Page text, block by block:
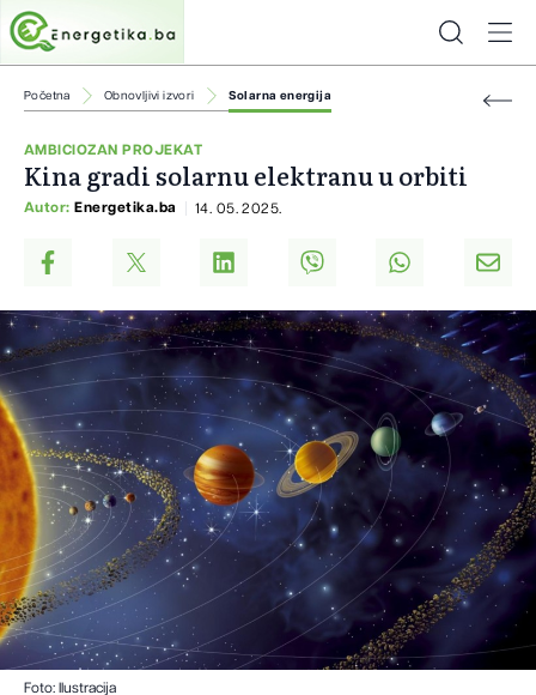
Početna Obnovljivi izvori Solarna energija
AMBICIOZAN PROJEKAT
Kina gradi solarnu elektranu u orbiti
Autor: Energetika.ba 14. 05. 2025.
Foto: Ilustracija